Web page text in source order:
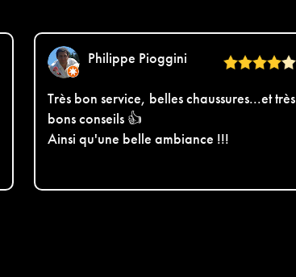
Philippe Pioggini
Très bon service, belles chaussures...et très
bons conseils 👍
Ainsi qu'une belle ambiance !!!